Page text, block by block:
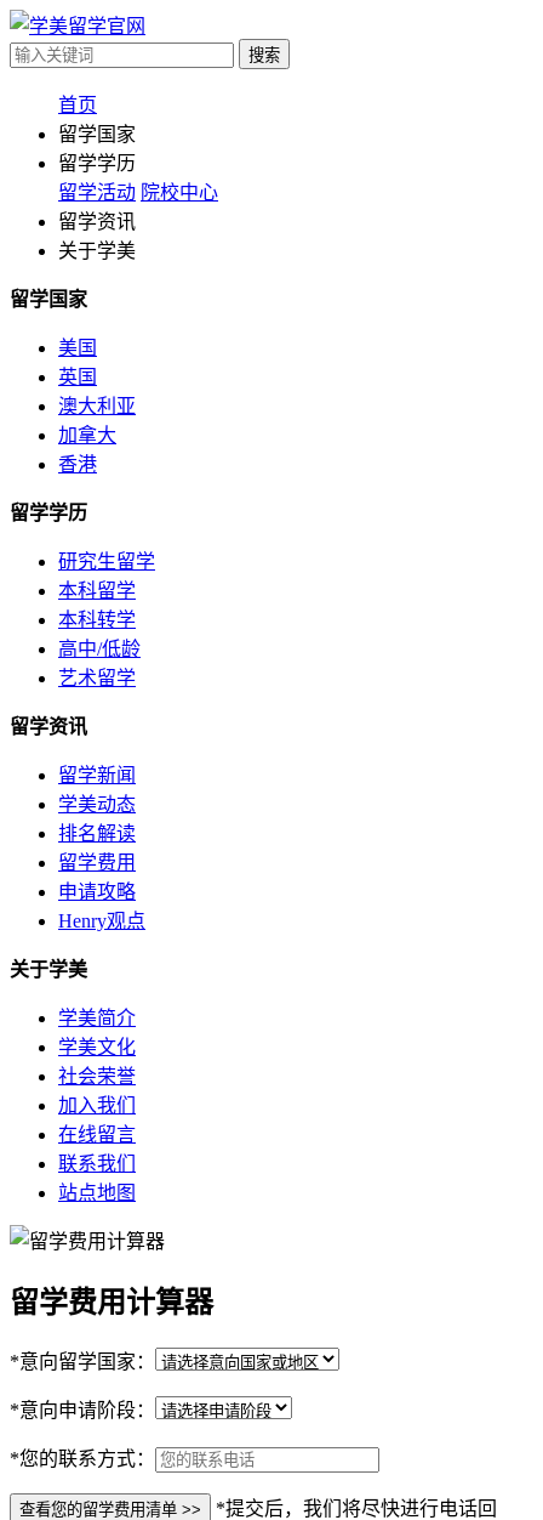
首页
留学国家
留学学历
留学活动 院校中心
留学资讯
关于学美
留学国家
美国
英国
澳大利亚
加拿大
香港
留学学历
研究生留学
本科留学
本科转学
高中/低龄
艺术留学
留学资讯
留学新闻
学美动态
排名解读
留学费用
申请攻略
Henry观点
关于学美
学美简介
学美文化
社会荣誉
加入我们
在线留言
联系我们
站点地图
留学费用计算器
*意向留学国家：
*意向申请阶段：
*您的联系方式：
*提交后，我们将尽快进行电话回